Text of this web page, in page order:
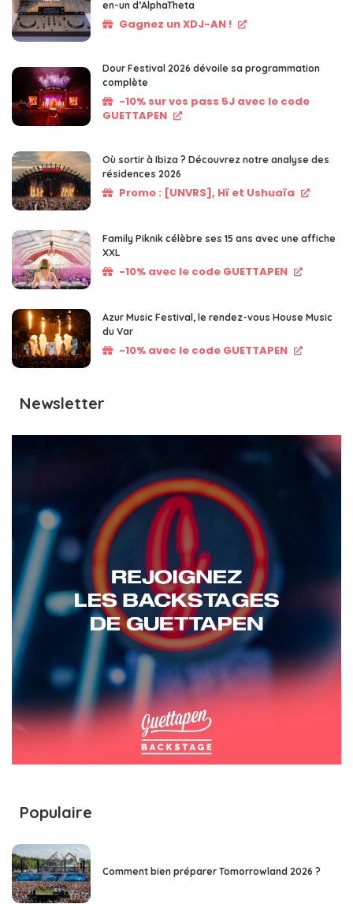
en-un d’AlphaTheta
Gagnez un XDJ-AN !
Dour Festival 2026 dévoile sa programmation
complète
-10% sur vos pass 5J avec le code
GUETTAPEN
Où sortir à Ibiza ? Découvrez notre analyse des
résidences 2026
Promo : [UNVRS], Hï et Ushuaïa
Family Piknik célèbre ses 15 ans avec une affiche
XXL
-10% avec le code GUETTAPEN
Azur Music Festival, le rendez-vous House Music
du Var
-10% avec le code GUETTAPEN
Newsletter
Populaire
Comment bien préparer Tomorrowland 2026 ?